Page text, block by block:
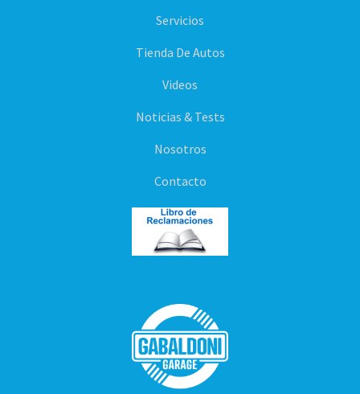
Servicios
Tienda De Autos
Videos
Noticias & Tests
Nosotros
Contacto